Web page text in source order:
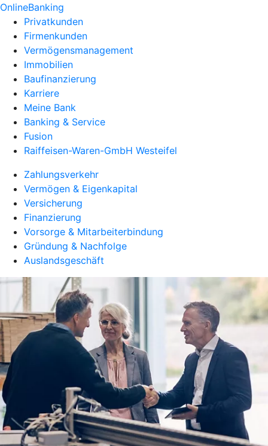
OnlineBanking
Privatkunden
Firmenkunden
Vermögensmanagement
Immobilien
Baufinanzierung
Karriere
Meine Bank
Banking & Service
Fusion
Raiffeisen-Waren-GmbH Westeifel
Zahlungsverkehr
Vermögen & Eigenkapital
Versicherung
Finanzierung
Vorsorge & Mitarbeiterbindung
Gründung & Nachfolge
Auslandsgeschäft